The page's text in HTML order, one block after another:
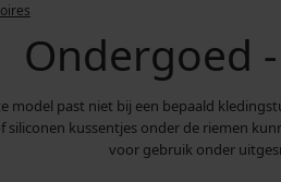
Ondergoed
model past niet bij een bepaald
kussentjes onder de riemen
voor gebruik onder